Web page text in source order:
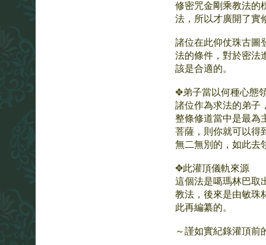
修密咒金剛乘教法的
法，所以才廣開了實
諸位在此仰仗珠古圖
法的條件，對於密法
該是合適的。
✥弟子當以何種心態
諸位作為求法的弟子
整條修道當中是最為
菩薩，則你就可以得
無二無別的，如此去
✥此灌頂儀軌來源
這個法是噶瑪林巴取
教法，後來是由敏珠
此再編纂的。
～謹如實紀錄灌頂前